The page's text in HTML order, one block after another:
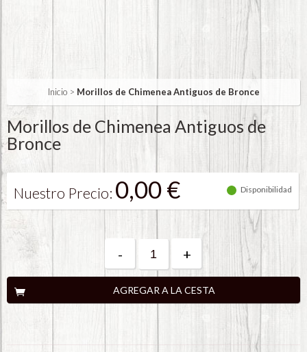
Inicio> Morillos de Chimenea Antiguos de Bronce
Morillos de Chimenea Antiguos de
Bronce
Nuestro Precio: 0,00 € Disponibilidad
- +
AGREGAR A LA CESTA